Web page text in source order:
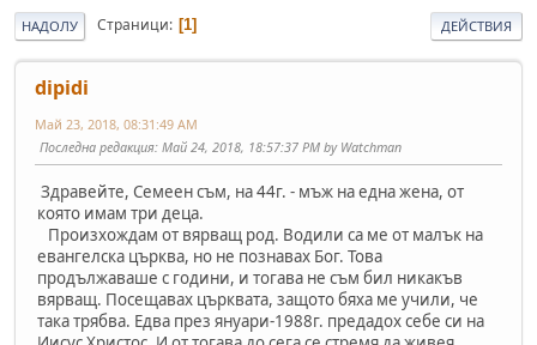
НАДОЛУ Страници 1 ДЕЙСТВИЯ
dipidi
Май 23, 2018, 08:31:49 AM
Последна редакция: Май 24, 2018, 18:57:37 PM by Watchman
Здравейте, Семеен съм, на 44г. - мъж на една жена, от
която имам три деца.
Произхождам от вярващ род. Водили са ме от малък на
евангелска църква, но не познавах Бог. Това
продължаваше с години, и тогава не съм бил никакъв
вярващ. Посещавах църквата, защото бяха ме учили, че
така трябва. Едва през януари-1988г. предадох себе си на